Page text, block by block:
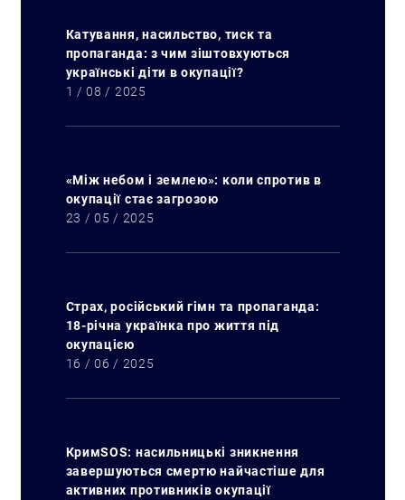
Катування, насильство, тиск та
пропаганда: з чим зіштовхуються
українські діти в окупації?
1 / 08 / 2025
«Між небом і землею»: коли спротив в
окупації стає загрозою
23 / 05 / 2025
Страх, російський гімн та пропаганда:
18-річна українка про життя під
окупацією
16 / 06 / 2025
КримSOS: насильницькі зникнення
завершуються смертю найчастіше для
активних противників окупації